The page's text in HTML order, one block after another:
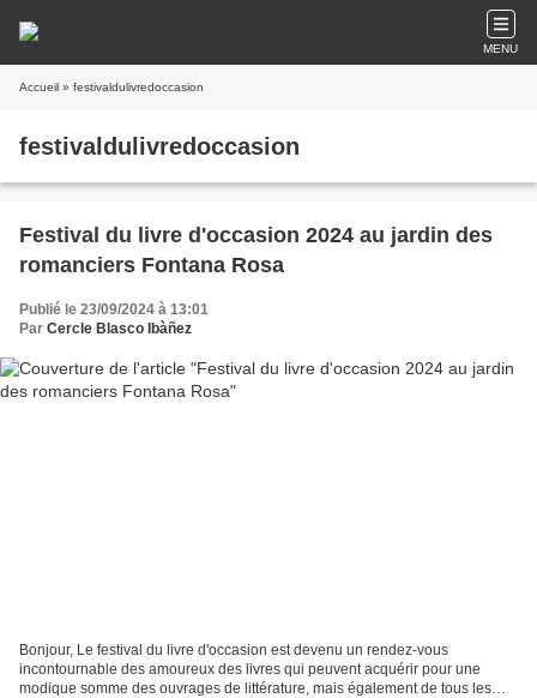
MENU
Accueil » festivaldulivredoccasion
festivaldulivredoccasion
Festival du livre d'occasion 2024 au jardin des
romanciers Fontana Rosa
Publié le 23/09/2024 à 13:01
Par Cercle Blasco Ibàñez
Bonjour, Le festival du livre d'occasion est devenu un rendez-vous
incontournable des amoureux des livres qui peuvent acquérir pour une
modique somme des ouvrages de littérature, mais également de tous les